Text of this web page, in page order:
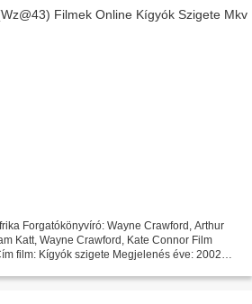
Forgatókönyvíró: Wayne Crawford, Arthur
Katt, Wayne Crawford, Kate Connor Film
film: Kígyók szigete Megjelenés éve: 2002